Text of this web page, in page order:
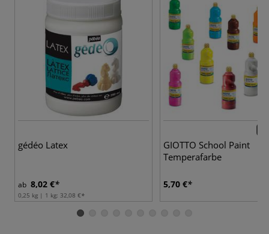
gédéo Latex
ab 8,02 €
0,25 kg | 1 kg: 32,08 €
GIOTTO School Paint
Temperafarbe
5,70 €